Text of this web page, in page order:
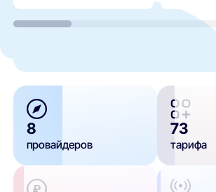
8
провайдеров
73
тарифа